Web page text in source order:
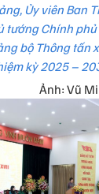
Ủy viên Ban
tướng Chính
bộ Thông tấn
kỳ 2025 –
Ảnh: Vũ